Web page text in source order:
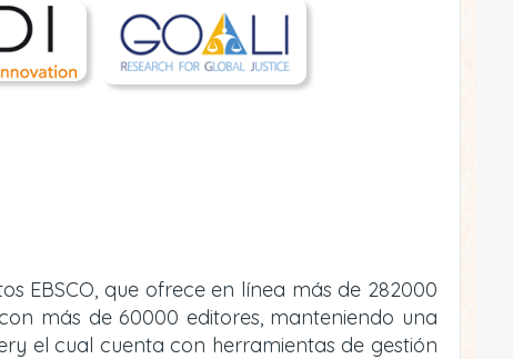
EBSCO, que ofrece en línea más de 282000
más de 60000 editores, manteniendo una
el cual cuenta con herramientas de gestión